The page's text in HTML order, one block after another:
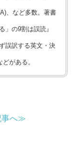
、など多数。著書
」の9割は誤読』
誤訳する英文・決
がある。
事へ≫